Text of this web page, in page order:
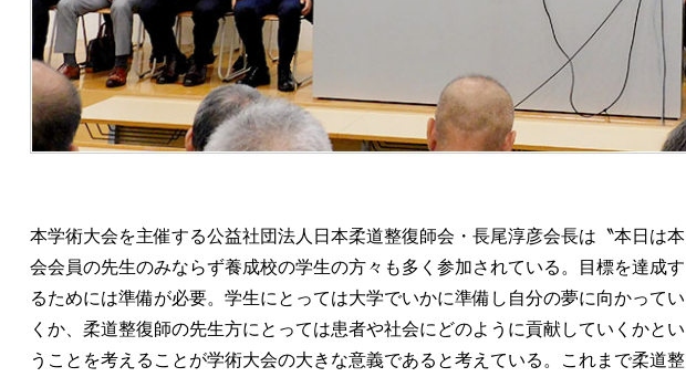
本学術大会を主催する公益社団法人日本柔道整復師会・長尾淳彦会長は〝本日は本
会会員の先生のみならず養成校の学生の方々も多く参加されている。目標を達成す
るためには準備が必要。学生にとっては大学でいかに準備し自分の夢に向かってい
くか、柔道整復師の先生方にとっては患者や社会にどのように貢献していくかとい
うことを考えることが学術大会の大きな意義であると考えている。これまで柔道整